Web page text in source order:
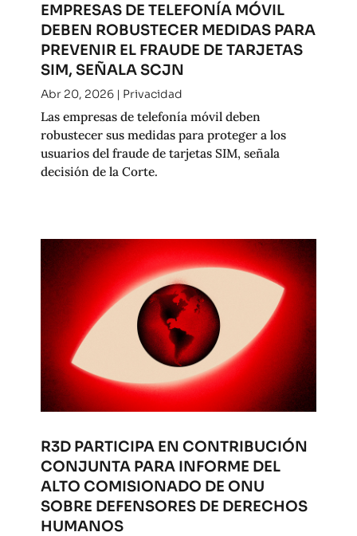
EMPRESAS DE TELEFONÍA MÓVIL
DEBEN ROBUSTECER MEDIDAS PARA
PREVENIR EL FRAUDE DE TARJETAS
SIM, SEÑALA SCJN
Abr 20, 2026| Privacidad
Las empresas de telefonía móvil deben
robustecer sus medidas para proteger a los
usuarios del fraude de tarjetas SIM, señala
decisión de la Corte.
R3D PARTICIPA EN CONTRIBUCIÓN
CONJUNTA PARA INFORME DEL
ALTO COMISIONADO DE ONU
SOBRE DEFENSORES DE DERECHOS
HUMANOS